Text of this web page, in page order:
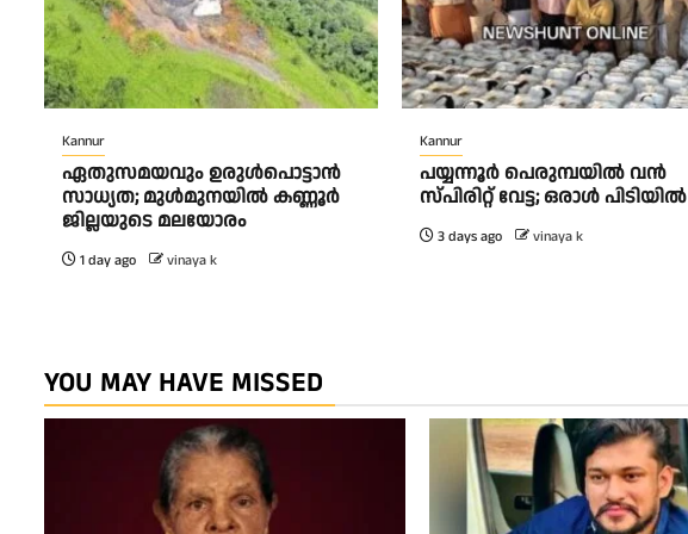
Kannur
ഏതുസമയവും ഉരുൾപൊട്ടാൻ
സാധ്യത; മുൾമുനയിൽ കണ്ണൂർ
ജില്ലയുടെ മലയോരം
1 day ago vinaya k
Kannur
പയ്യന്നൂർ പെരുമ്പയിൽ വൻ
സ്‌പിരിറ്റ് വേട്ട; ഒരാൾ പിടിയിൽ
3 days ago vinaya k
YOU MAY HAVE MISSED